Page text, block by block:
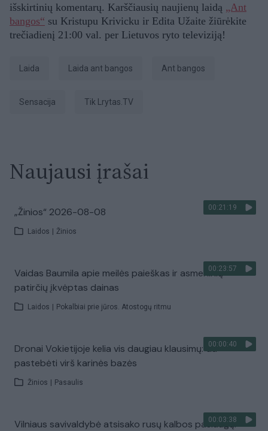
išskirtinių komentarų. Karščiausių naujienų laidą „Ant
bangos“ su Kristupu Krivicku ir Edita Užaite žiūrėkite
trečiadienį 21:00 val. per Lietuvos ryto televiziją!
laida Laida ant bangos ant bangos
sensacija tik Lrytas.TV
Naujausi įrašai
00:21:19
„Žinios“ 2026-08-08
Laidos Žinios
00:23:57
Vaidas Baumila apie meilės paieškas ir asmeninių
patirčių įkvėptas dainas
Laidos Pokalbiai prie jūros. Atostogų ritmu
00:00:40
Dronai Vokietijoje kelia vis daugiau klausimų: du
pastebėti virš karinės bazės
Žinios Pasaulis
00:03:38
Vilniaus savivaldybė atsisako rusų kalbos paslaugų: